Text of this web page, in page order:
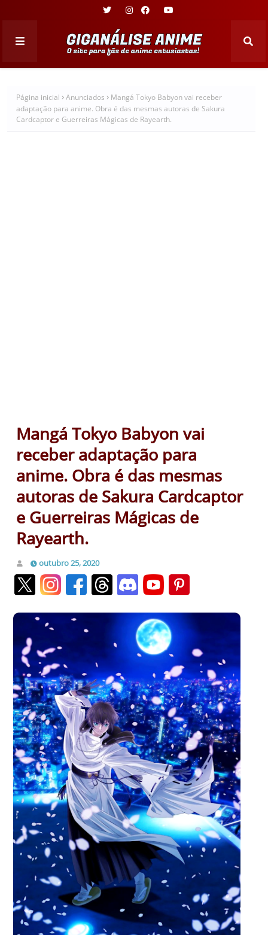
Página inicial Anunciados
Mangá Tokyo Babyon vai receber
adaptação para anime. Obra é das mesmas autoras de Sakura
Cardcaptor e Guerreiras Mágicas de Rayearth.
Mangá Tokyo Babyon vai
receber adaptação para
anime. Obra é das mesmas
autoras de Sakura Cardcaptor
e Guerreiras Mágicas de
Rayearth.
outubro 25, 2020